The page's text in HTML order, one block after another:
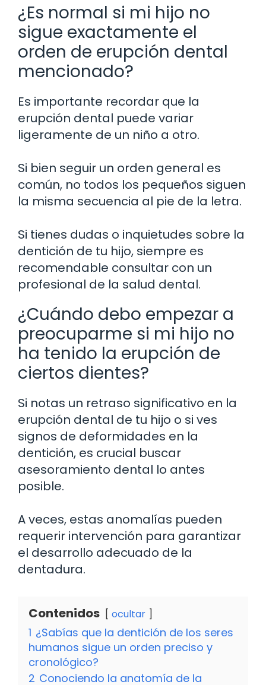
¿Es normal si mi hijo no
sigue exactamente el
orden de erupción dental
mencionado?
Es importante recordar que la
erupción dental puede variar
ligeramente de un niño a otro.
Si bien seguir un orden general es
común, no todos los pequeños siguen
la misma secuencia al pie de la letra.
Si tienes dudas o inquietudes sobre la
dentición de tu hijo, siempre es
recomendable consultar con un
profesional de la salud dental.
¿Cuándo debo empezar a
preocuparme si mi hijo no
ha tenido la erupción de
ciertos dientes?
Si notas un retraso significativo en la
erupción dental de tu hijo o si ves
signos de deformidades en la
dentición, es crucial buscar
asesoramiento dental lo antes
posible.
A veces, estas anomalías pueden
requerir intervención para garantizar
el desarrollo adecuado de la
dentadura.
Contenidos ocultar
1 ¿Sabías que la dentición de los seres
humanos sigue un orden preciso y
cronológico?
2 Conociendo la anatomía de la